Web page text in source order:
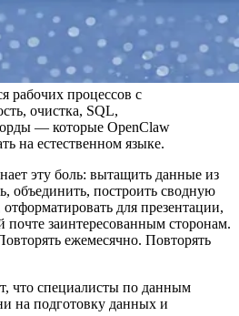
рабочих процессов с
очистка, SQL,
— которые OpenClaw
на естественном языке.
эту боль: вытащить данные из
объединить, построить сводную
для презентации,
почте заинтересованным сторонам.
ежемесячно. Повторять
что специалисты по данным
на подготовку данных и